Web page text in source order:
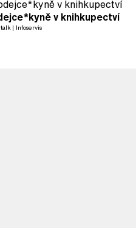
v knihkupectví
Infoservis